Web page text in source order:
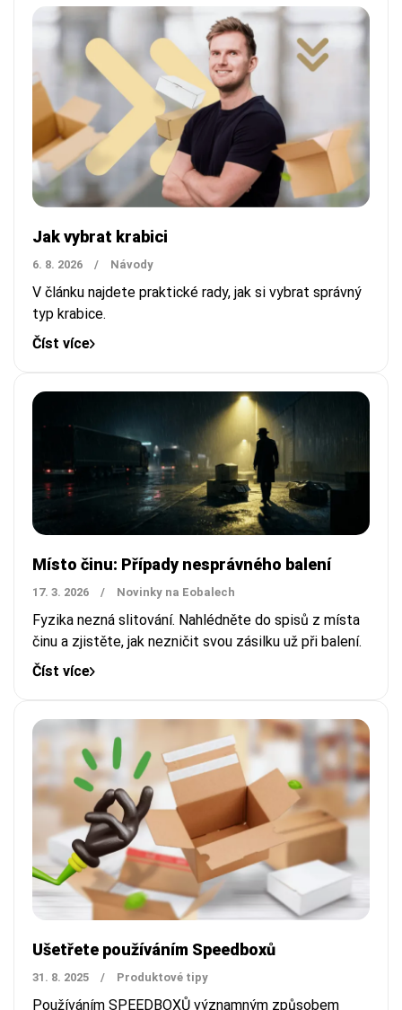
Jak vybrat krabici
6. 8. 2026 / Návody
V článku najdete praktické rady, jak si vybrat správný
typ krabice.
Číst více
Místo činu: Případy nesprávného balení
17. 3. 2026 / Novinky na Eobalech
Fyzika nezná slitování. Nahlédněte do spisů z místa
činu a zjistěte, jak nezničit svou zásilku už při balení.
Číst více
Ušetřete používáním Speedboxů
31. 8. 2025 / Produktové tipy
Používáním SPEEDBOXŮ významným způsobem